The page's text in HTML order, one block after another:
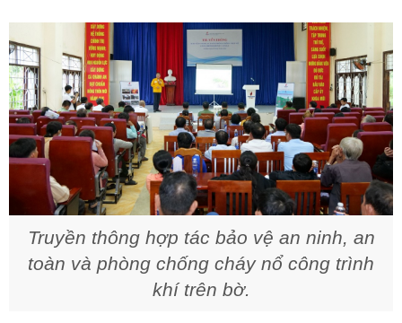
Truyền thông hợp tác bảo vệ an ninh, an
toàn và phòng chống cháy nổ công trình
khí trên bờ.